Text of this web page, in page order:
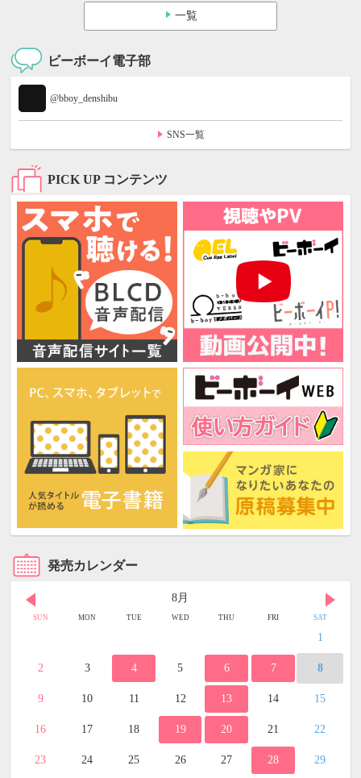
一覧
ビーボーイ電子部
@bboy_denshibu
SNS一覧
PICK UP コンテンツ
発売カレンダー
8月
SUN MON TUE WED THU FRI SAT
1
2 3 4 5 6 7 8
9 10 11 12 13 14 15
16 17 18 19 20 21 22
23 24 25 26 27 28 29